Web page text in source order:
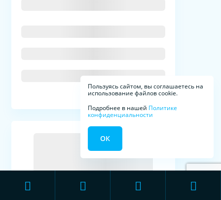
Пользуясь сайтом, вы соглашаетесь на
использование файлов cookie.
Подробнее в нашей Политике
конфиденциальности
ОК